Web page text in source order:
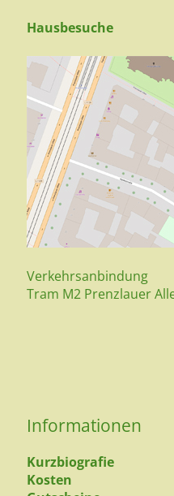
Hausbesuche
Verkehrsanbindung
Tram M2 Prenzlauer
Informationen
Kurzbiografie
Kosten